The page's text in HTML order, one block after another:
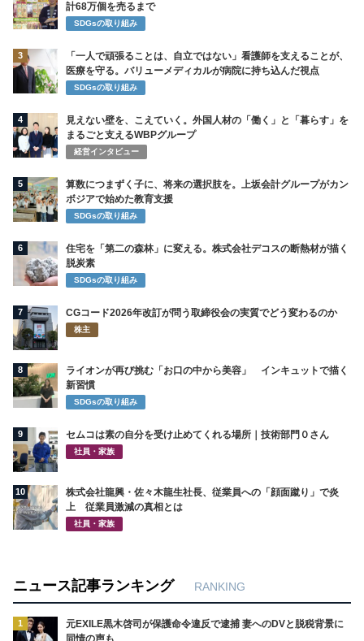
計68万個を売るまで
SDGsの取り組み
3
「一人で頑張ることは、自立ではない」看護師を支えることが、
医療を守る。バリューメディカルが病院に持ち込んだ視点
SDGsの取り組み
4
見えない壁を、こえていく。外国人材の「働く」と「暮らす」を
まるごと支えるWBPグループ
経営インタビュー
5
算数につまずく子に、将来の選択肢を。上坂会計グループがカン
ボジアで始めた教育支援
SDGsの取り組み
6
住宅を「第二の森林」に変える。株式会社デコスの断熱材が描く
脱炭素
SDGsの取り組み
7 CGコード2026年改訂が問う取締役会の実質でどう変わるのか
株主
8
ライオンが再び挑む「お口の中から美容」 インキュットで描く
新習慣
SDGsの取り組み
9 セムコは素の自分を受け止めてくれる場所｜技術部門０さん
社員・家族
10
株式会社龍興・佐々木龍生社長、従業員への「顔面蹴り」で炎
上 従業員激減の真相とは
社員・家族
ニュース記事ランキング RANKING
1
元EXILE黒木啓司が保護命令違反で逮捕 妻へのDVと脱税背景に
同情の声も